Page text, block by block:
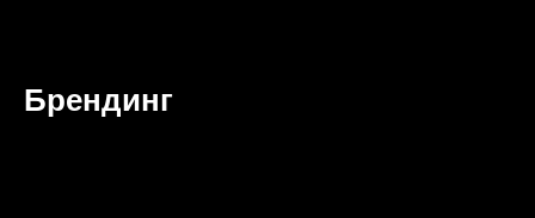
Брендинг